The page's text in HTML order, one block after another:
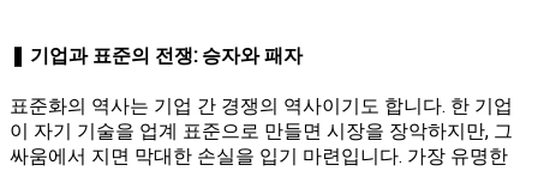
❚ 기업과 표준의 전쟁: 승자와 패자
표준화의 역사는 기업 간 경쟁의 역사이기도 합니다. 한 기업
이 자기 기술을 업계 표준으로 만들면 시장을 장악하지만, 그
싸움에서 지면 막대한 손실을 입기 마련입니다. 가장 유명한